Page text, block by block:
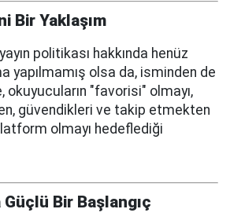
Bir Yaklaşım
politikası hakkında henüz
yapılmamış olsa da, isminden de
okuyucuların "favorisi" olmayı,
güvendikleri ve takip etmekten
olmayı hedeflediği
Bir Başlangıç